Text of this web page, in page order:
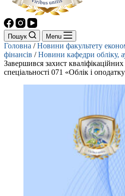
Пошук Menu
Головна /Новини факультету
фінансів /Новини кафедри обліку,
Завершився захист кваліфікаційних
спеціальності 071 «Облік і